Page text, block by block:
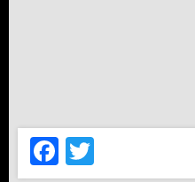
Facebook